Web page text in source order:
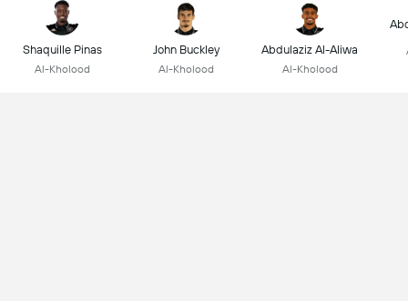
Shaquille Pinas
Al-Kholood
John Buckley
Al-Kholood
Abdulaziz Al-Aliwa
Al-Kholood